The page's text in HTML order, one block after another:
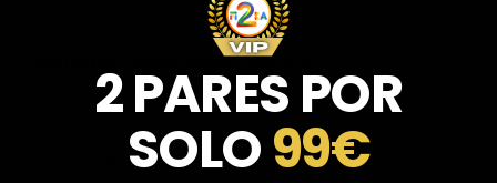
Perfectos y súper serios y atentos
Perfectos y súper serios y atentos. He comprado 5 pares y el
último que acaba de llegar, unas Uptempo de tallaje especial
pagadas por adelantado. Súper confiables y totalmente
recomendables.
2 PARES POR
SOLO99€